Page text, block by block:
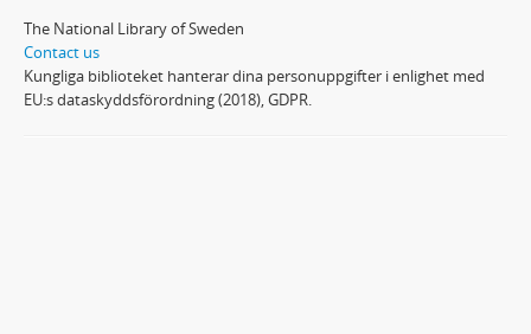
The National Library of Sweden
Contact us
Kungliga biblioteket hanterar dina personuppgifter i enlighet med
EU:s dataskyddsförordning (2018), GDPR.